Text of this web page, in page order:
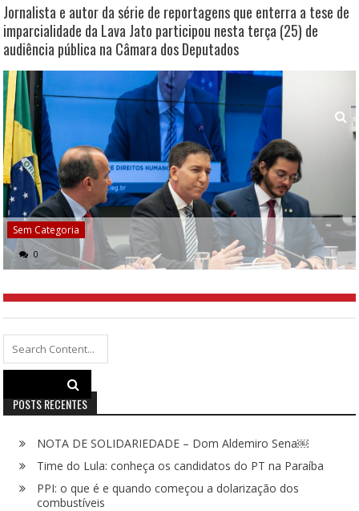
Jornalista e autor da série de reportagens que enterra a tese de
imparcialidade da Lava Jato participou nesta terça (25) de
audiência pública na Câmara dos Deputados
Sem Categoria
0
Search
for:
POSTS RECENTES
NOTA DE SOLIDARIEDADE – Dom Aldemiro Sena￼
Time do Lula: conheça os candidatos do PT na Paraíba
PPI: o que é e quando começou a dolarização dos
combustíveis